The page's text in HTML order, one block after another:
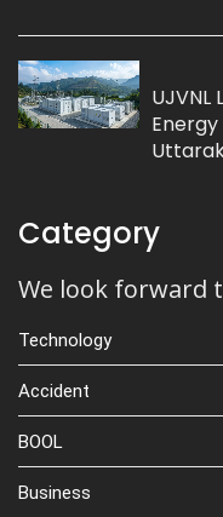
UJVNL
Category
We look forward
Technology
Accident
BOOL
Business